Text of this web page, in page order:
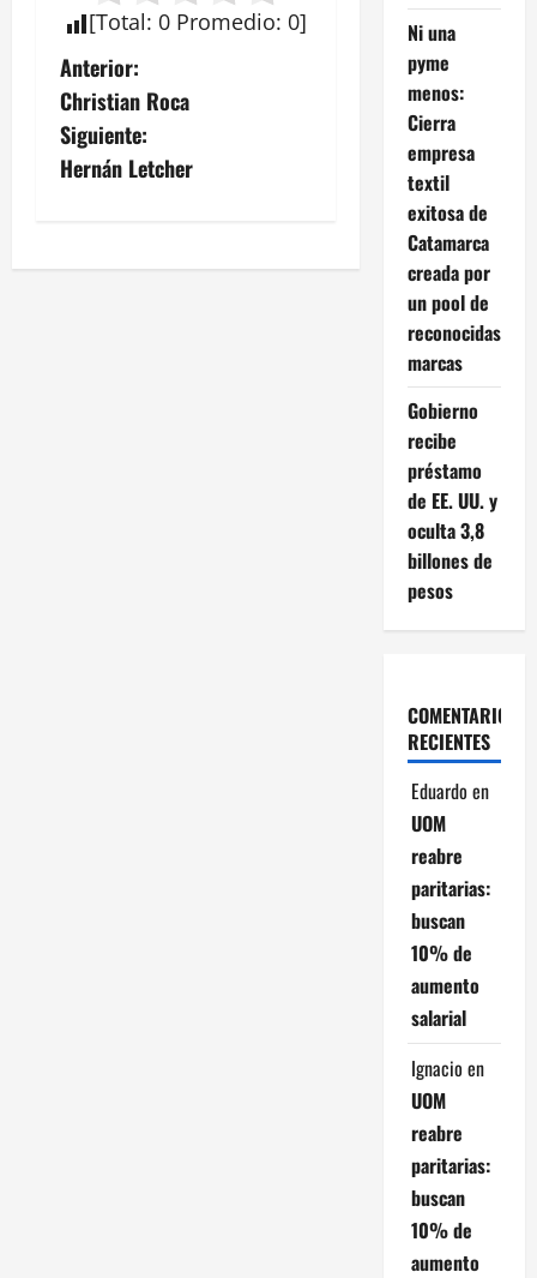
[Total: 0 Promedio: 0]
N
a
v
g
Anterior:
Christian Roca
Siguiente:
Hernán Letcher
Ni una
pyme
menos:
Cierra
empresa
textil
exitosa de
Catamarca
creada por
un pool de
reconocidas
marcas
Gobierno
recibe
préstamo
de EE. UU. y
oculta 3,8
billones de
pesos
COMENTARIOS
RECIENTES
Eduardo en
UOM
reabre
paritarias:
buscan
10% de
aumento
salarial
Ignacio en
UOM
reabre
paritarias:
buscan
10% de
aumento